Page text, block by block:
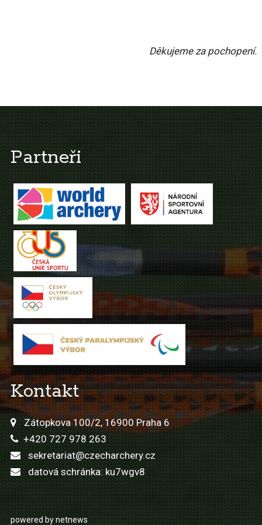
Děkujeme za pochopení.
Partneři
Kontakt
Zátopkova 100/2, 16900 Praha 6
+420 727 978 263
sekretariat@czecharchery.cz
datová schránka: ku7wgv8
powered by netnews